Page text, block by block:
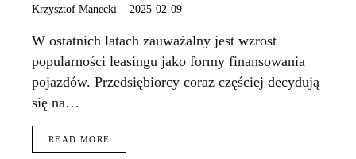
Krzysztof Manecki 2025-02-09
W ostatnich latach zauważalny jest wzrost
popularności leasingu jako formy finansowania
pojazdów. Przedsiębiorcy coraz częściej decydują
się na…
READ MORE